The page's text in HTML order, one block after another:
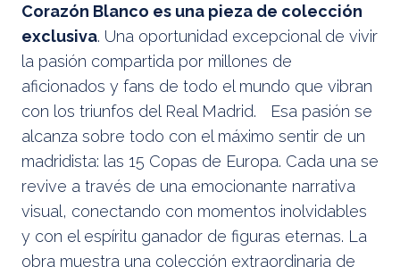
Corazón Blanco es una pieza de colección
exclusiva. Una oportunidad excepcional de vivir
la pasión compartida por millones de
aficionados y fans de todo el mundo que vibran
con los triunfos del Real Madrid. Esa pasión se
alcanza sobre todo con el máximo sentir de un
madridista: las 15 Copas de Europa. Cada una se
revive a través de una emocionante narrativa
visual, conectando con momentos inolvidables
y con el espíritu ganador de figuras eternas. La
obra muestra una colección extraordinaria de